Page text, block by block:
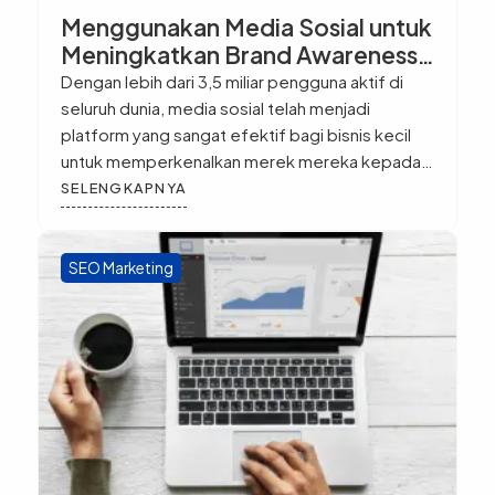
Menggunakan Media Sosial untuk
Meningkatkan Brand Awareness
Bisnis Kecil Anda
Dengan lebih dari 3,5 miliar pengguna aktif di
seluruh dunia, media sosial telah menjadi
platform yang sangat efektif bagi bisnis kecil
untuk memperkenalkan merek mereka kepada
publik. Membangun brand awareness melalui
media sosial bukan hanya tentang meningkatkan
jumlah pengikut, tetapi juga tentang
membangun hubungan yang kuat dan
kepercayaan dengan audiens. Berikut ini adalah
langkah-langkah penting […]
SELENGKAPNYA
SEO Marketing